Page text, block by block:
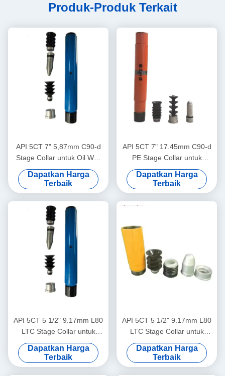
Produk-Produk Terkait
API 5CT 7" 5,87mm C90-d
Stage Collar untuk Oil Well
Cementing
Dapatkan Harga
Terbaik
API 5CT 7" 17.45mm C90-d
PE Stage Collar untuk
Semen Sumur Minyak
Dapatkan Harga
Terbaik
API 5CT 5 1/2" 9.17mm L80
LTC Stage Collar untuk
Semen Sumur Minyak
Dapatkan Harga
Terbaik
API 5CT 5 1/2" 9.17mm L80
LTC Stage Collar untuk
Semen Sumur Minyak
Dapatkan Harga
Terbaik